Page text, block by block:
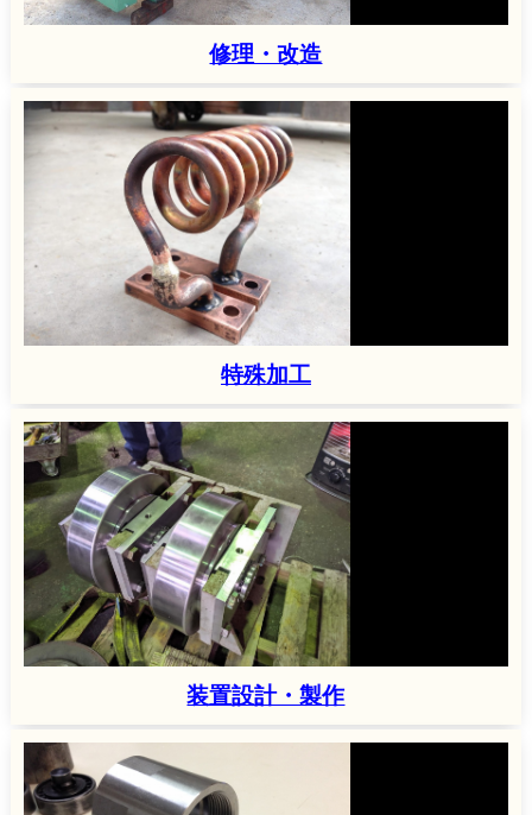
修理・改造
特殊加工
装置設計・製作